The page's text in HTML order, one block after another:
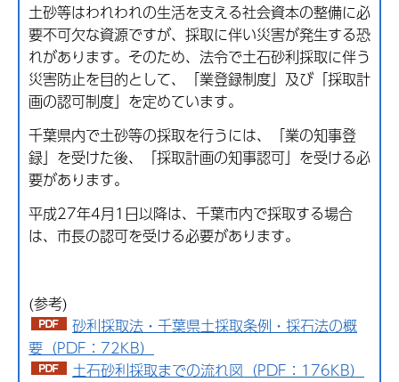
土砂等はわれわれの生活を支える社会資本の整備に必
要不可欠な資源ですが、採取に伴い災害が発生する恐
れがあります。そのため、法令で土石砂利採取に伴う
災害防止を目的として、「業登録制度」及び「採取計
画の認可制度」を定めています。
千葉県内で土砂等の採取を行うには、「業の知事登
録」を受けた後、「採取計画の知事認可」を受ける必
要があります。
平成27年4月1日以降は、千葉市内で採取する場合
は、市長の認可を受ける必要があります。
(参考)
砂利採取法・千葉県土採取条例・採石法の概
要（PDF：72KB）
土石砂利採取までの流れ図（PDF：176KB）